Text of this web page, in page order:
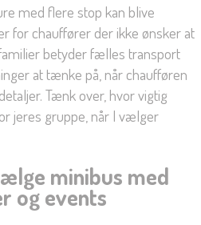
med flere stop kan blive
for chauffører der ikke ønsker at
betyder fælles transport
at tænke på, når chaufføren
Tænk over, hvor vigtig
jeres gruppe, når I vælger
minibus med
og events